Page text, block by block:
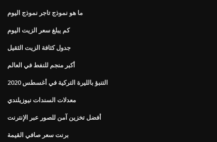
ما هو نموذج تاجر نموذج اليوم
كم يبلغ سعر الزيت اليوم
جدول كثافة الزيت الثقيل
أكبر منجم للنفط في العالم
التنبؤ بالليرة التركية في أغسطس 2020
معدلات السندات نيوزيلندي
أفضل تخزين آمن للصور عبر الإنترنت
برنت سعر صافي القيمة